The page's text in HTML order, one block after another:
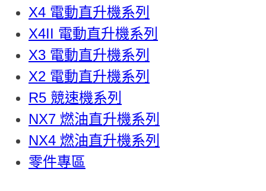
X4 電動直升機系列
X4II 電動直升機系列
X3 電動直升機系列
X2 電動直升機系列
R5 競速機系列
NX7 燃油直升機系列
NX4 燃油直升機系列
零件專區